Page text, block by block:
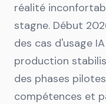
réalité
stagne. Début
des cas d'usage
production
des phases
compétences et